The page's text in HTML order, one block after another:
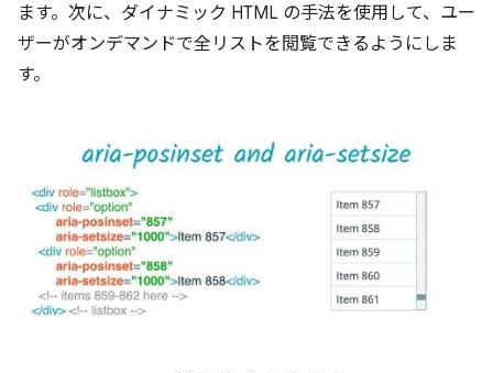
ます。次に、ダイナミック HTML の手法を使用して、ユー
ザーがオンデマンドで全リストを閲覧できるようにしま
す。